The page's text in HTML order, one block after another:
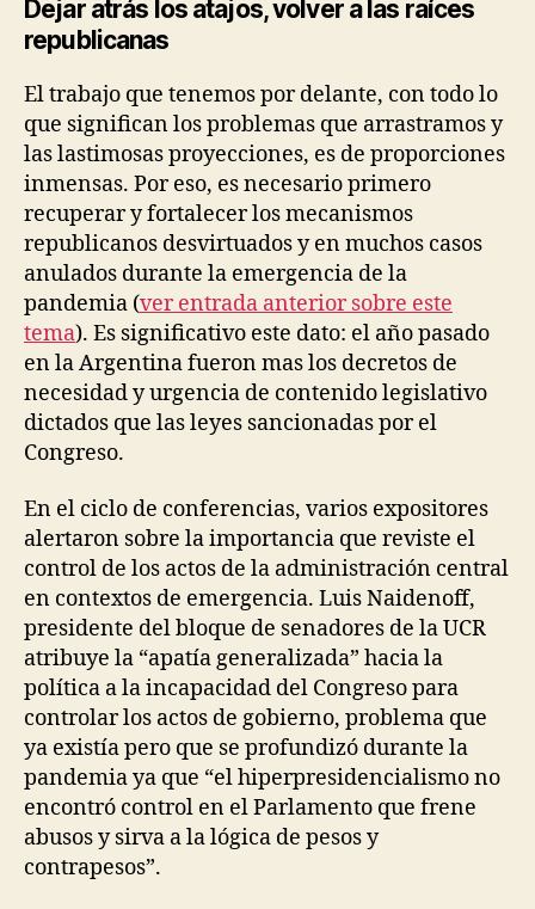
Dejar atrás los atajos, volver a las raíces
republicanas
El trabajo que tenemos por delante, con todo lo
que significan los problemas que arrastramos y
las lastimosas proyecciones, es de proporciones
inmensas. Por eso, es necesario primero
recuperar y fortalecer los mecanismos
republicanos desvirtuados y en muchos casos
anulados durante la emergencia de la
pandemia (ver entrada anterior sobre este
tema). Es significativo este dato: el año pasado
en la Argentina fueron mas los decretos de
necesidad y urgencia de contenido legislativo
dictados que las leyes sancionadas por el
Congreso.
En el ciclo de conferencias, varios expositores
alertaron sobre la importancia que reviste el
control de los actos de la administración central
en contextos de emergencia. Luis Naidenoff,
presidente del bloque de senadores de la UCR
atribuye la “apatía generalizada” hacia la
política a la incapacidad del Congreso para
controlar los actos de gobierno, problema que
ya existía pero que se profundizó durante la
pandemia ya que “el hiperpresidencialismo no
encontró control en el Parlamento que frene
abusos y sirva a la lógica de pesos y
contrapesos”.